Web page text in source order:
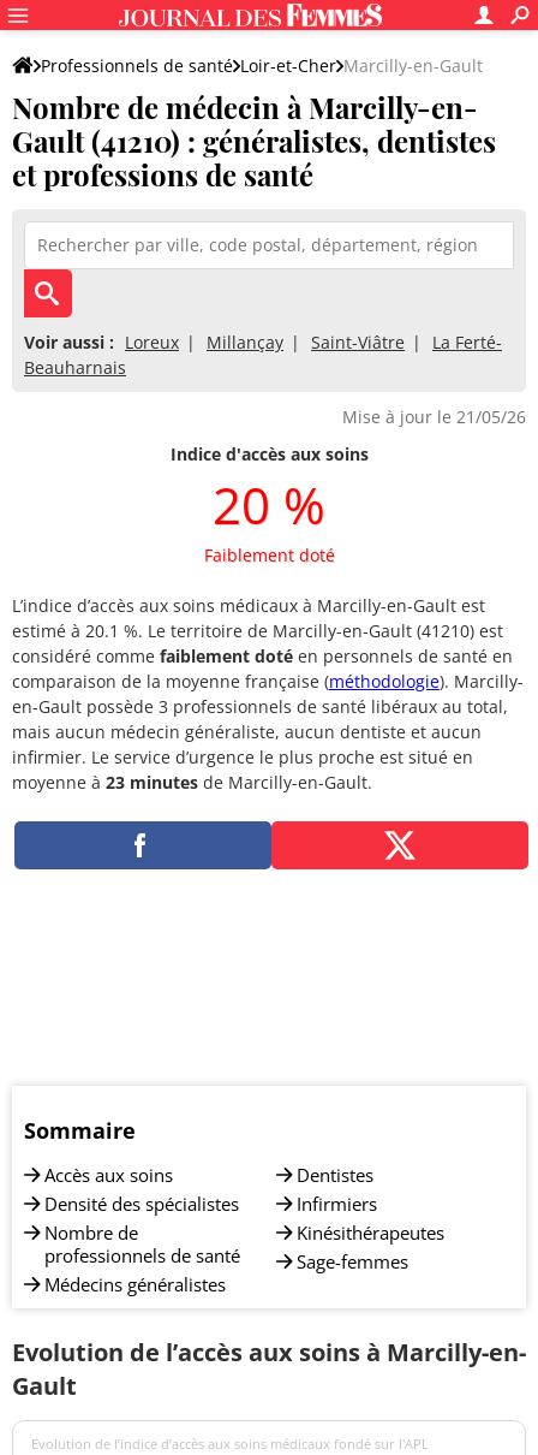
Professionnels de santé Loir-et-Cher Marcilly-en-Gault
Nombre de médecin à Marcilly-en-
Gault (41210) : généralistes, dentistes
et professions de santé
Voir aussi : Loreux Millançay Saint-Viâtre
La Ferté-
Beauharnais
Mise à jour le 21/05/26
Indice d'accès aux soins
20 %
Faiblement doté
L’indice d’accès aux soins médicaux à Marcilly-en-Gault est
estimé à 20.1 %. Le territoire de Marcilly-en-Gault (41210) est
considéré comme faiblement doté en personnels de santé en
comparaison de la moyenne française (méthodologie). Marcilly-
en-Gault possède 3 professionnels de santé libéraux au total,
mais aucun médecin généraliste, aucun dentiste et aucun
infirmier. Le service d’urgence le plus proche est situé en
moyenne à 23 minutes de Marcilly-en-Gault.
Sommaire
Accès aux soins
Densité des spécialistes
Nombre de
professionnels de santé
Médecins généralistes
Dentistes
Infirmiers
Kinésithérapeutes
Sage-femmes
Evolution de l’accès aux soins à Marcilly-en-
Gault
Evolution de l’indice d’accès aux soins médicaux fondé sur l'APL